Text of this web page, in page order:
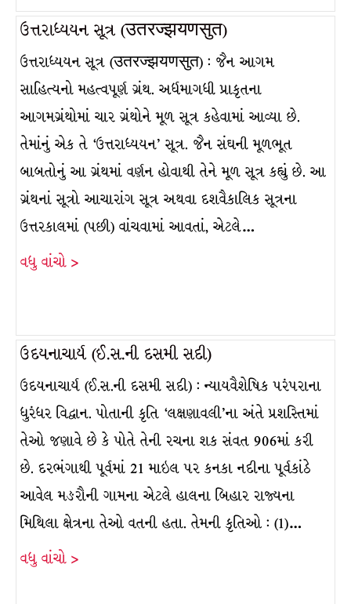
ઉત્તરાધ્યયન સૂત્ર (उतरज्झयणसुत)
ઉત્તરાધ્યયન સૂત્ર (उतरज्झयणसुत) : જૈન આગમ
સાહિત્યનો મહત્વપૂર્ણ ગ્રંથ. અર્ધમાગધી પ્રાકૃતના
આગમગ્રંથોમાં ચાર ગ્રંથોને મૂળ સૂત્ર કહેવામાં આવ્યા છે.
તેમાંનું એક તે ‘ઉત્તરાધ્યયન’ સૂત્ર. જૈન સંઘની મૂળભૂત
બાબતોનું આ ગ્રંથમાં વર્ણન હોવાથી તેને મૂળ સૂત્ર કહ્યું છે. આ
ગ્રંથનાં સૂત્રો આચારાંગ સૂત્ર અથવા દશવૈકાલિક સૂત્રના
ઉત્તરકાલમાં (પછી) વાંચવામાં આવતાં, એટલે…
વધુ વાંચો >
ઉદયનાચાર્ય (ઈ.સ.ની દસમી સદી)
ઉદયનાચાર્ય (ઈ.સ.ની દસમી સદી) : ન્યાયવૈશેષિક પરંપરાના
ધુરંધર વિદ્વાન. પોતાની કૃતિ ‘લક્ષણાવલી’ના અંતે પ્રશસ્તિમાં
તેઓ જણાવે છે કે પોતે તેની રચના શક સંવત 906માં કરી
છે. દરભંગાથી પૂર્વમાં 21 માઇલ પર કનકા નદીના પૂર્વકાંઠે
આવેલ મઙરૌની ગામના એટલે હાલના બિહાર રાજ્યના
મિથિલા ક્ષેત્રના તેઓ વતની હતા. તેમની કૃતિઓ : (1)…
વધુ વાંચો >